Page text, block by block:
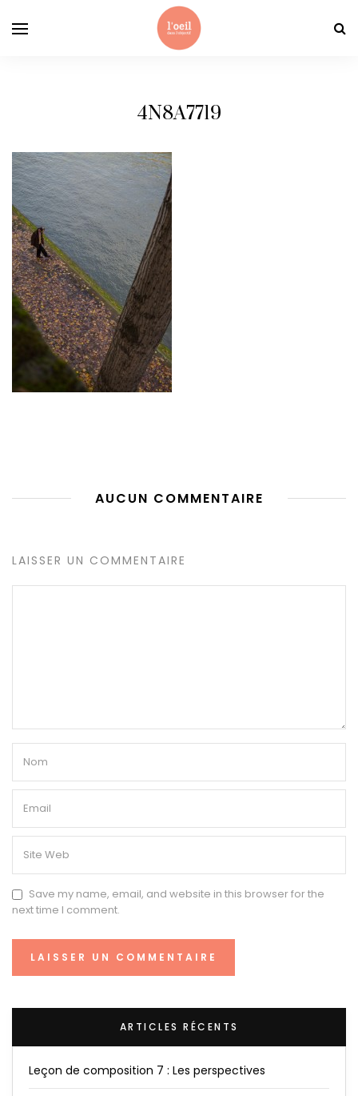
4N8A7719
AUCUN COMMENTAIRE
LAISSER UN COMMENTAIRE
Save my name, email, and website in this browser for the
next time I comment.
ARTICLES RÉCENTS
Leçon de composition 7 : Les perspectives